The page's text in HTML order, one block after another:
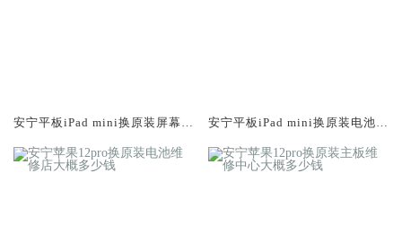
安宁平板iPad mini换原装屏幕服
安宁平板iPad mini换原装电池维